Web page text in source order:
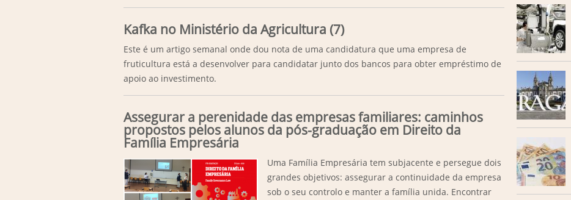
Kafka no Ministério da Agricultura (7)
Este é um artigo semanal onde dou nota de uma candidatura que uma empresa de
fruticultura está a desenvolver para candidatar junto dos bancos para obter empréstimo de
apoio ao investimento.
Assegurar a perenidade das empresas familiares: caminhos
propostos pelos alunos da pós-graduação em Direito da
Família Empresária
Uma Família Empresária tem subjacente e persegue dois
grandes objetivos: assegurar a continuidade da empresa
sob o seu controlo e manter a família unida. Encontrar